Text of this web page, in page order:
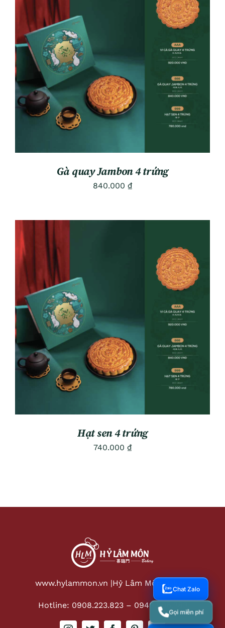
ADD TO CART
DETAILS
Gà quay Jambon 4 trứng
840.000 ₫
ADD TO CART
DETAILS
Hạt sen 4 trứng
740.000 ₫
www.hylammon.vn |Hỷ Lâm Môn Bakery
Hotline: 0908.223.823– 0949.806.383
Chat Zalo
Gọi miễn phí